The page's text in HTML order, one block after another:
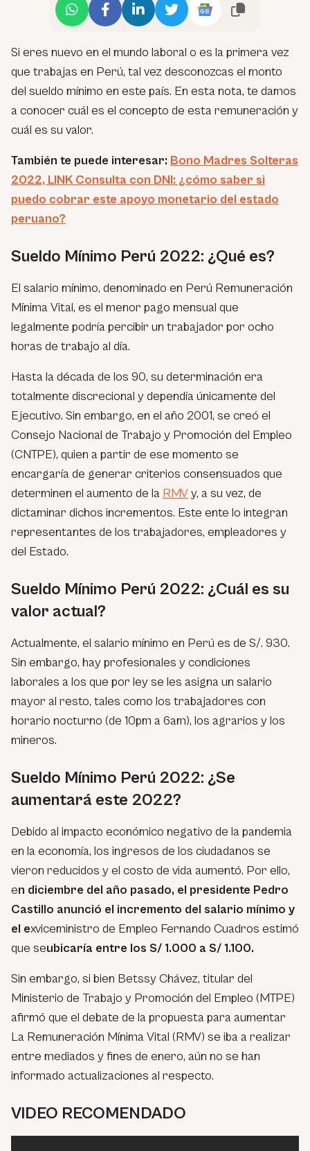
Si eres nuevo en el mundo laboral o es la primera vez
que trabajas en Perú, tal vez desconozcas el monto
del sueldo mínimo en este país. En esta nota, te damos
a conocer cuál es el concepto de esta remuneración y
cuál es su valor.
También te puede interesar: Bono Madres Solteras
2022, LINK Consulta con DNI: ¿cómo saber si
puedo cobrar este apoyo monetario del estado
peruano?
Sueldo Mínimo Perú 2022: ¿Qué es?
El salario mínimo, denominado en Perú Remuneración
Mínima Vital, es el menor pago mensual que
legalmente podría percibir un trabajador por ocho
horas de trabajo al día.
Hasta la década de los 90, su determinación era
totalmente discrecional y dependía únicamente del
Ejecutivo. Sin embargo, en el año 2001, se creó el
Consejo Nacional de Trabajo y Promoción del Empleo
(CNTPE), quien a partir de ese momento se
encargaría de generar criterios consensuados que
determinen el aumento de la RMVy, a su vez, de
dictaminar dichos incrementos. Este ente lo integran
representantes de los trabajadores, empleadores y
del Estado.
Sueldo Mínimo Perú 2022: ¿Cuál es su
valor actual?
Actualmente, el salario mínimo en Perú es de S/. 930.
Sin embargo, hay profesionales y condiciones
laborales a los que por ley se les asigna un salario
mayor al resto, tales como los trabajadores con
horario nocturno (de 10pm a 6am), los agrarios y los
mineros.
Sueldo Mínimo Perú 2022: ¿Se
aumentará este 2022?
Debido al impacto económico negativo de la pandemia
en la economía, los ingresos de los ciudadanos se
vieron reducidos y el costo de vida aumentó. Por ello,
en diciembre del año pasado, el presidente Pedro
Castillo anunció el incremento del salario mínimo y
el exviceministro de Empleo Fernando Cuadros estimó
que seubicaría entre los S/ 1.000 a S/ 1.100.
Sin embargo, si bien Betssy Chávez, titular del
Ministerio de Trabajo y Promoción del Empleo (MTPE)
afirmó que el debate de la propuesta para aumentar
La Remuneración Mínima Vital (RMV) se iba a realizar
entre mediados y fines de enero, aún no se han
informado actualizaciones al respecto.
VIDEO RECOMENDADO